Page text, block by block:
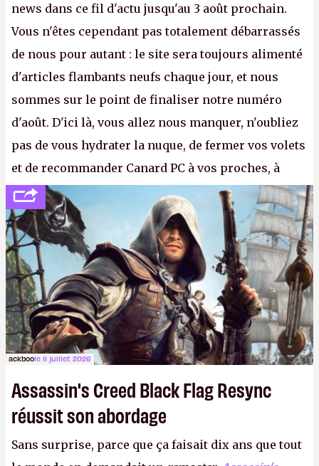
news dans ce fil d'actu jusqu'au 3 août prochain.
Vous n'êtes cependant pas totalement débarrassés
de nous pour autant : le site sera toujours alimenté
d'articles flambants neufs chaque jour, et nous
sommes sur le point de finaliser notre numéro
d'août. D'ici là, vous allez nous manquer, n'oubliez
pas de vous hydrater la nuque, de fermer vos volets
et de recommander Canard PC à vos proches, à
votre famille et aux inconnus que vous croisez
dans la rue. Bon été à tous ! –ER.
ackboole 11 juillet 2026
Assassin's Creed Black Flag Resync
réussit son abordage
Sans surprise, parce que ça faisait dix ans que tout